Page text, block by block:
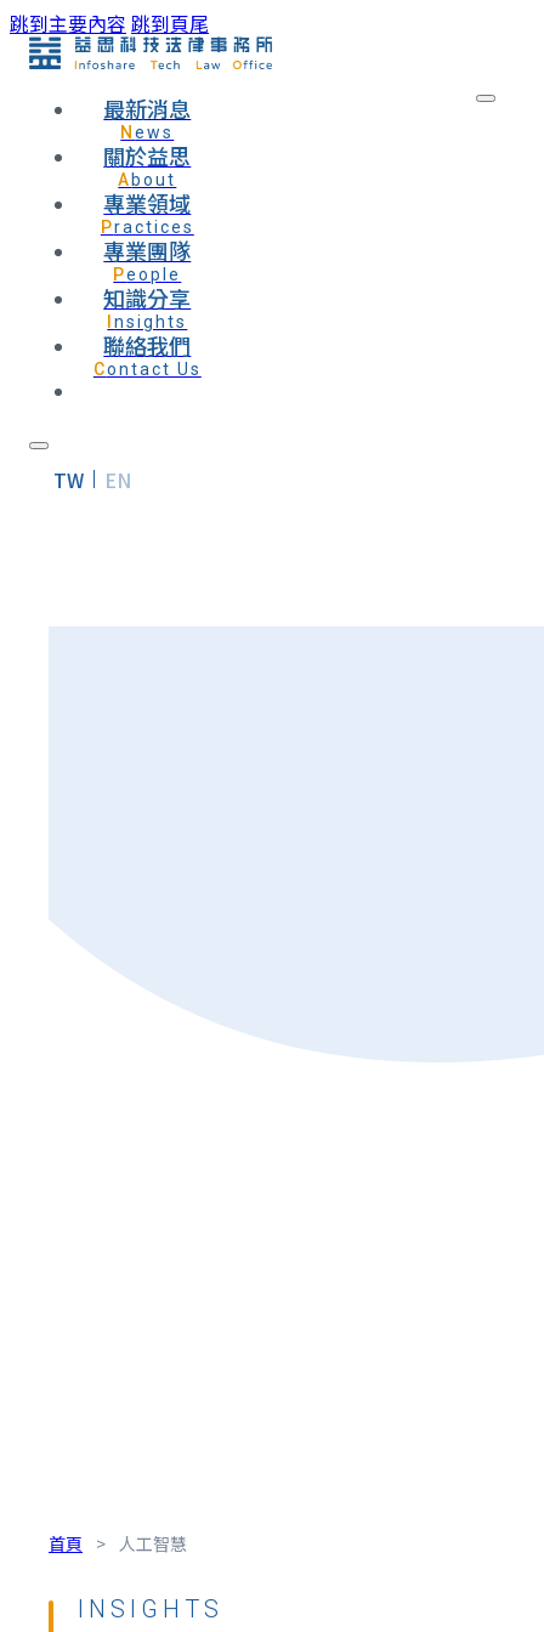
跳到主要內容 跳到頁尾
最新消息
News
關於益思
About
專業領域
Practices
專業團隊
People
知識分享
Insights
聯絡我們
Contact Us
TW EN
首頁 > 人工智慧
INSIGHTS